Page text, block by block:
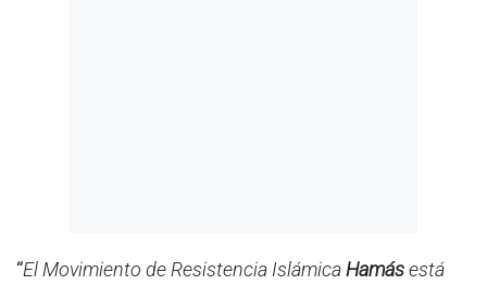
“El Movimiento de Resistencia IslámicaHamásestá